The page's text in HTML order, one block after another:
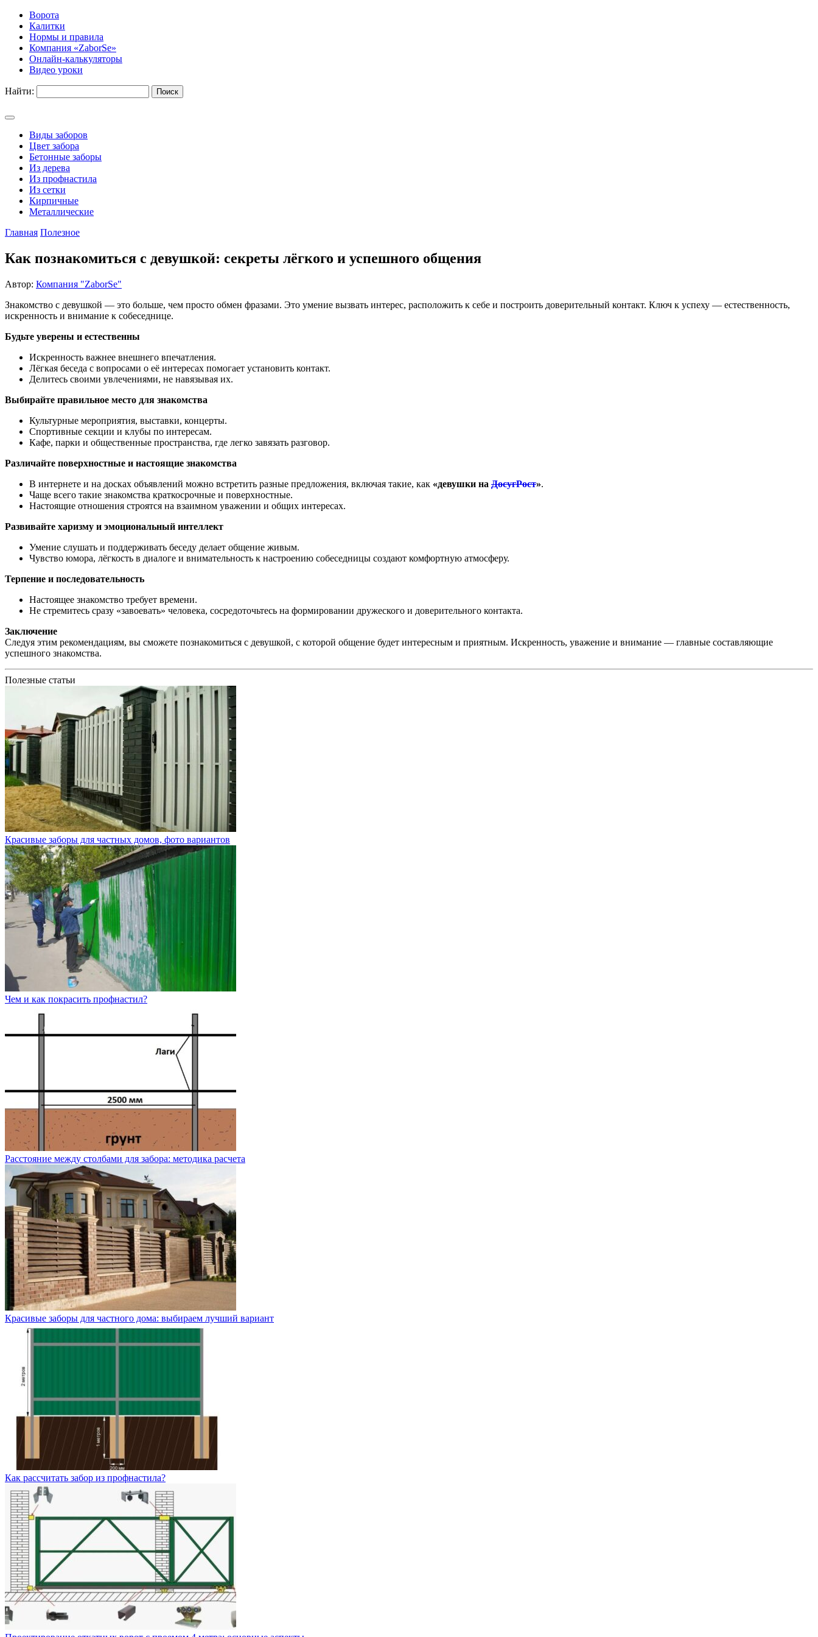
Ворота
Калитки
Нормы и правила
Компания «ZaborSe»
Онлайн-калькуляторы
Видео уроки
Найти:
Виды заборов
Цвет забора
Бетонные заборы
Из дерева
Из профнастила
Из сетки
Кирпичные
Металлические
Главная Полезное
Как познакомиться с девушкой: секреты лёгкого и успешного общения
Автор: Компания "ZaborSe"
Знакомство с девушкой — это больше, чем просто обмен фразами. Это умение вызвать интерес, расположить к себе и построить доверительный контакт. Ключ к успеху — естественность,
искренность и внимание к собеседнице.
Будьте уверены и естественны
Искренность важнее внешнего впечатления.
Лёгкая беседа с вопросами о её интересах помогает установить контакт.
Делитесь своими увлечениями, не навязывая их.
Выбирайте правильное место для знакомства
Культурные мероприятия, выставки, концерты.
Спортивные секции и клубы по интересам.
Кафе, парки и общественные пространства, где легко завязать разговор.
Различайте поверхностные и настоящие знакомства
В интернете и на досках объявлений можно встретить разные предложения, включая такие, как «девушки на ДосугРост».
Чаще всего такие знакомства краткосрочные и поверхностные.
Настоящие отношения строятся на взаимном уважении и общих интересах.
Развивайте харизму и эмоциональный интеллект
Умение слушать и поддерживать беседу делает общение живым.
Чувство юмора, лёгкость в диалоге и внимательность к настроению собеседницы создают комфортную атмосферу.
Терпение и последовательность
Настоящее знакомство требует времени.
Не стремитесь сразу «завоевать» человека, сосредоточьтесь на формировании дружеского и доверительного контакта.
Заключение
Следуя этим рекомендациям, вы сможете познакомиться с девушкой, с которой общение будет интересным и приятным. Искренность, уважение и внимание — главные составляющие
успешного знакомства.
Полезные статьи
Красивые заборы для частных домов, фото вариантов
Чем и как покрасить профнастил?
Расстояние между столбами для забора: методика расчета
Красивые заборы для частного дома: выбираем лучший вариант
Как рассчитать забор из профнастила?